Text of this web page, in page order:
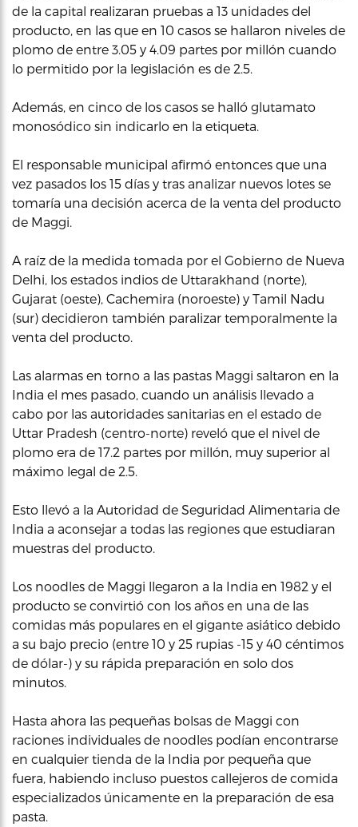
de la capital realizaran pruebas a 13 unidades del
producto, en las que en 10 casos se hallaron niveles de
plomo de entre 3.05 y 4.09 partes por millón cuando
lo permitido por la legislación es de 2.5.
Además, en cinco de los casos se halló glutamato
monosódico sin indicarlo en la etiqueta.
El responsable municipal afirmó entonces que una
vez pasados los 15 días y tras analizar nuevos lotes se
tomaría una decisión acerca de la venta del producto
de Maggi.
A raíz de la medida tomada por el Gobierno de Nueva
Delhi, los estados indios de Uttarakhand (norte),
Gujarat (oeste), Cachemira (noroeste) y Tamil Nadu
(sur) decidieron también paralizar temporalmente la
venta del producto.
Las alarmas en torno a las pastas Maggi saltaron en la
India el mes pasado, cuando un análisis llevado a
cabo por las autoridades sanitarias en el estado de
Uttar Pradesh (centro-norte) reveló que el nivel de
plomo era de 17.2 partes por millón, muy superior al
máximo legal de 2.5.
Esto llevó a la Autoridad de Seguridad Alimentaria de
India a aconsejar a todas las regiones que estudiaran
muestras del producto.
Los noodles de Maggi llegaron a la India en 1982 y el
producto se convirtió con los años en una de las
comidas más populares en el gigante asiático debido
a su bajo precio (entre 10 y 25 rupias -15 y 40 céntimos
de dólar-) y su rápida preparación en solo dos
minutos.
Hasta ahora las pequeñas bolsas de Maggi con
raciones individuales de noodles podían encontrarse
en cualquier tienda de la India por pequeña que
fuera, habiendo incluso puestos callejeros de comida
especializados únicamente en la preparación de esa
pasta.